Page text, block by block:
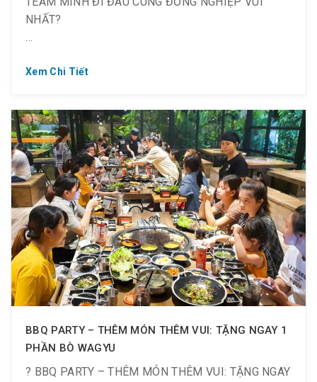
NHẤT?
? Cùng nhau check-in “ốc đảo” Hàn Quốc giữa lòng
Sài Gòn, không chỉ là khu nghỉ dưỡng lý tưởng mà
còn là trung tâm chăm sóc sức khỏe tốt nhất Sài
Gòn.
? Đặt trước cho nhóm tại: https://bit.ly/booknhom
Xem Chi Tiết
BBQ PARTY – THÊM MÓN THÊM VUI: TẶNG NGAY 1
PHẦN BÒ WAGYU
? BBQ PARTY – THÊM MÓN THÊM VUI: TẶNG NGAY